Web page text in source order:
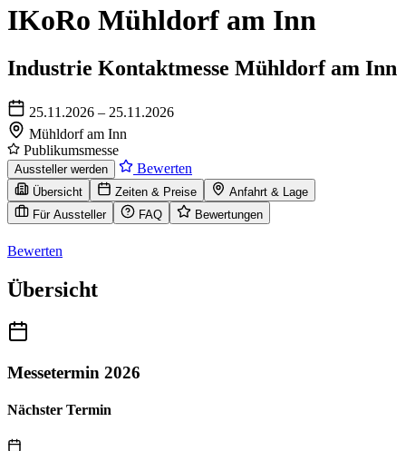
IKoRo Mühldorf am Inn
Industrie Kontaktmesse Mühldorf am Inn
25.11.2026 – 25.11.2026
Mühldorf am Inn
Publikumsmesse
Aussteller werden Bewerten
Übersicht Zeiten & Preise
Anfahrt & Lage
Für Aussteller
FAQ Bewertungen
Bewerten
Übersicht
Messetermin 2026
Nächster Termin